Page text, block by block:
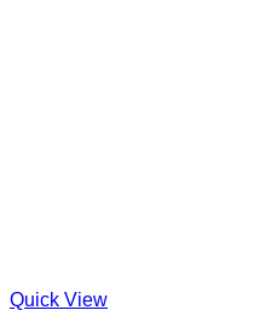
Quick View